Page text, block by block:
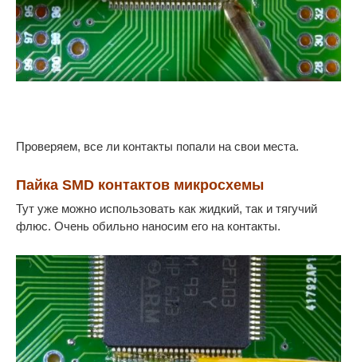
Проверяем, все ли контакты попали на свои места.
Пайка SMD контактов микросхемы
Тут уже можно использовать как жидкий, так и тягучий
флюс. Очень обильно наносим его на контакты.